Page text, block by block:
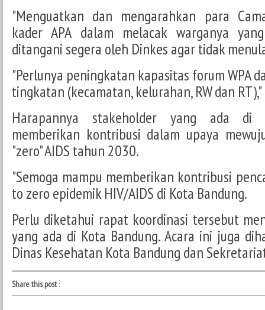
"Menguatkan dan mengarahkan para
kader APA dalam melacak warganya
ditangani segera oleh Dinkes agar tidak
"Perlunya peningkatan kapasitas forum WPA
tingkatan (kecamatan, kelurahan, RW dan
Harapannya stakeholder yang ada di
memberikan kontribusi dalam upaya
"zero" AIDS tahun 2030.
"Semoga mampu memberikan kontribusi
to zero epidemik HIV/AIDS di Kota Bandung.
Perlu diketahui rapat koordinasi tersebut
yang ada di Kota Bandung. Acara ini juga
Dinas Kesehatan Kota Bandung dan
Share this post: